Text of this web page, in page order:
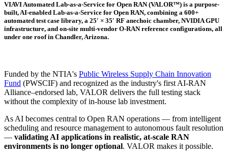
VIAVI Automated Lab-as-a-Service for Open RAN (VALOR™) is a purpose-
built, AI-enabled Lab-as-a-Service for Open RAN, combining a 600+
automated test case library, a 25′ × 35′ RF anechoic chamber, NVIDIA GPU
infrastructure, and on-site multi-vendor O-RAN reference configurations, all
under one roof in Chandler, Arizona.
Funded by the NTIA's Public Wireless Supply Chain Innovation
Fund (PWSCIF) and recognized as the industry's first AI-RAN
Alliance–endorsed lab, VALOR delivers the full testing stack
without the complexity of in-house lab investment.
As AI becomes central to Open RAN operations — from intelligent
scheduling and resource management to autonomous fault resolution
— validating AI applications in realistic, at-scale RAN
environments is no longer optional. VALOR makes it possible.